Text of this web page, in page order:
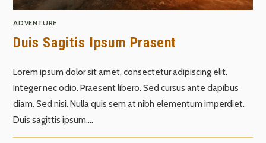
ADVENTURE
Duis Sagitis Ipsum Prasent
Lorem ipsum dolor sit amet, consectetur adipiscing elit.
Integer nec odio. Praesent libero. Sed cursus ante dapibus
diam. Sed nisi. Nulla quis sem at nibh elementum imperdiet.
Duis sagittis ipsum.…